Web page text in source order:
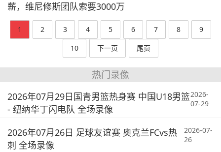
薪，维尼修斯团队索要3000万
1 2 3 4 5 6 7 8
9
10
下一页 尾页
热门录像
2026年07月29日国青男篮热身赛 中国U18男篮
- 纽纳华丁闪电队 全场录像
2026-
07-29
2026年07月26日 足球友谊赛 奥克兰FCvs热
刺 全场录像
2026-07-
26